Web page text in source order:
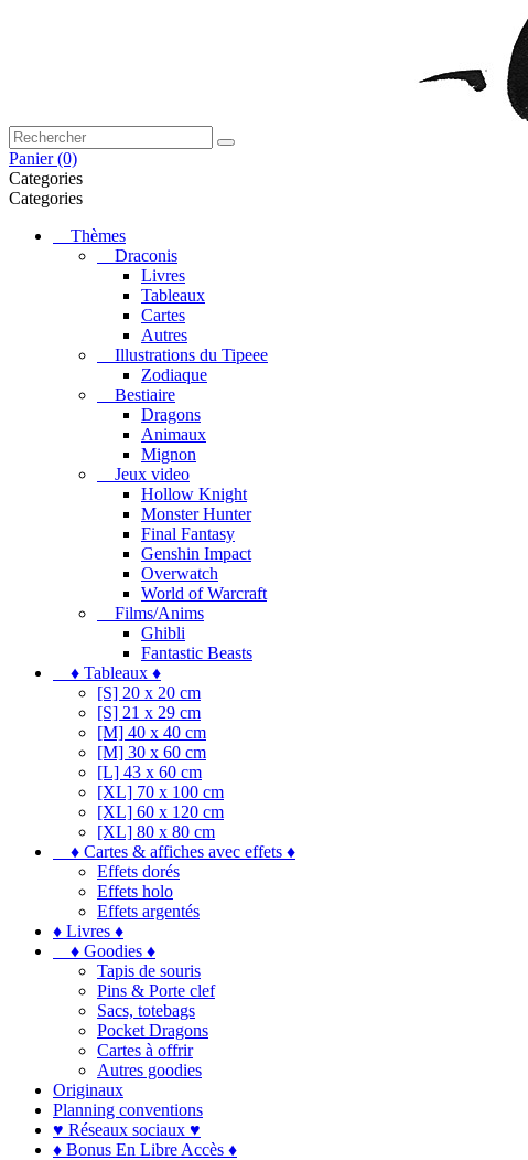
Panier (0)
Categories
Categories
Thèmes
Draconis
Livres
Tableaux
Cartes
Autres
Illustrations du Tipeee
Zodiaque
Bestiaire
Dragons
Animaux
Mignon
Jeux video
Hollow Knight
Monster Hunter
Final Fantasy
Genshin Impact
Overwatch
World of Warcraft
Films/Anims
Ghibli
Fantastic Beasts
♦ Tableaux ♦
[S] 20 x 20 cm
[S] 21 x 29 cm
[M] 40 x 40 cm
[M] 30 x 60 cm
[L] 43 x 60 cm
[XL] 70 x 100 cm
[XL] 60 x 120 cm
[XL] 80 x 80 cm
♦ Cartes & affiches avec effets ♦
Effets dorés
Effets holo
Effets argentés
♦ Livres ♦
♦ Goodies ♦
Tapis de souris
Pins & Porte clef
Sacs, totebags
Pocket Dragons
Cartes à offrir
Autres goodies
Originaux
Planning conventions
♥ Réseaux sociaux ♥
♦ Bonus En Libre Accès ♦